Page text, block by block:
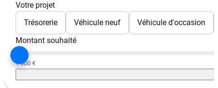
Votre projet
Trésorerie
Véhicule neuf
Véhicule d'occasion
Montant souhaité
1 000 €